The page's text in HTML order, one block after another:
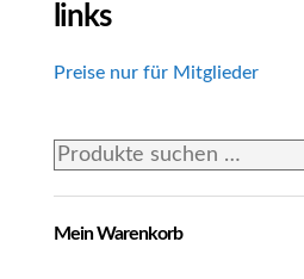
links
Preise nur für Mitglieder
Suchen
Mein Warenkorb